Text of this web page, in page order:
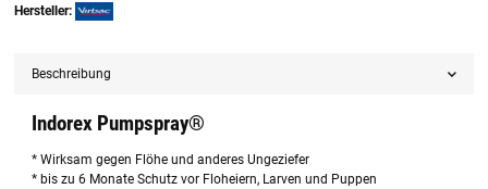
Hersteller:
Beschreibung
Indorex Pumpspray®
* Wirksam gegen Flöhe und anderes Ungeziefer
* bis zu 6 Monate Schutz vor Floheiern, Larven und Puppen